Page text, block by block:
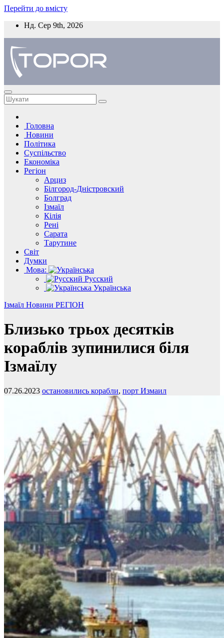
Перейти до вмісту
Нд. Сер 9th, 2026
Головна
Новини
Політика
Суспільство
Економіка
Регіон
Арциз
Білгород-Дністровский
Болград
Ізмаїл
Кілія
Рені
Сарата
Тарутине
Світ
Думки
Мова:
Русский
Українська
Ізмаїл Новини РЕГІОН
Близько трьох десятків
кораблів зупинилися біля
Ізмаїлу
07.26.2023 остановились корабли, порт Измаил